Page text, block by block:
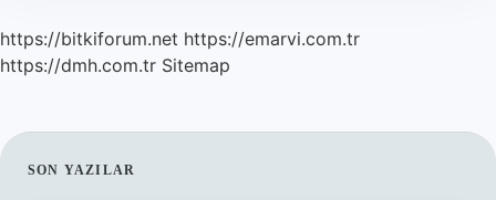
https://bitkiforum.net https://emarvi.com.tr
https://dmh.com.tr Sitemap
SIDEBAR
SON YAZILAR